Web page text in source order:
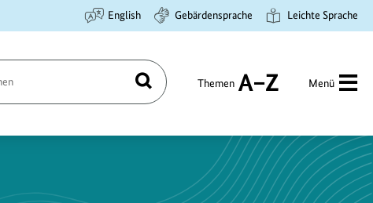
English Gebärdensprache Leichte Sprache
Suchen Themen
A
Menü